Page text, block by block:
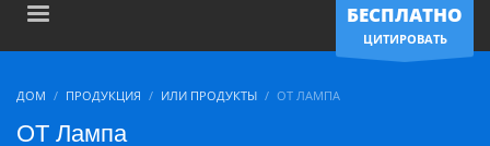
БЕСПЛАТНО
ЦИТИРОВАТЬ
ДОМ ПРОДУКЦИЯ ИЛИ ПРОДУКТЫ ОТ ЛАМПА
ОТ Лампа